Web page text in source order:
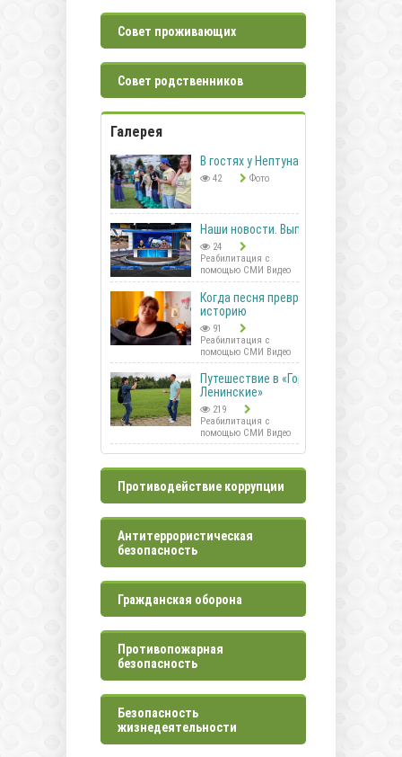
Совет проживающих
Совет родственников
Галерея
В гостях у Нептуна
42 Фото
Наши новости. Выпуск 41
24
Реабилитация с
помощью СМИ Видео
Когда песня превращается в
историю
91
Реабилитация с
помощью СМИ Видео
Путешествие в «Горки
Ленинские»
219
Реабилитация с
помощью СМИ Видео
Противодействие коррупции
Антитеррористическая
безопасность
Гражданская оборона
Противопожарная
безопасность
Безопасность
жизнедеятельности